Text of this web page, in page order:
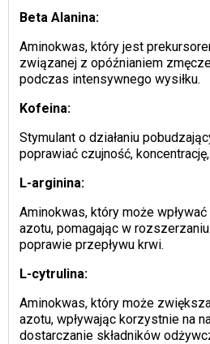
Beta Alanina:
Aminokwas, który jest
związanej z opóźnianiem
podczas intensywnego wysiłku.
Kofeina:
Stymulant o działaniu
poprawiać czujność,
L-arginina:
Aminokwas, który może
azotu, pomagając w
poprawie przepływu krwi.
L-cytrulina:
Aminokwas, który może
azotu, wpływając korzystnie na
dostarczanie składników